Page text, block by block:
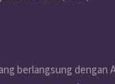
berlangsung dengan